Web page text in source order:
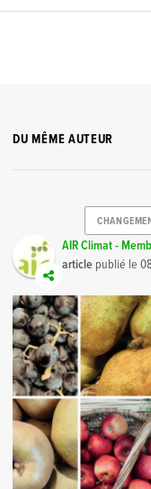
DU MÊME AUTEUR
AIR Climat -
article publié le